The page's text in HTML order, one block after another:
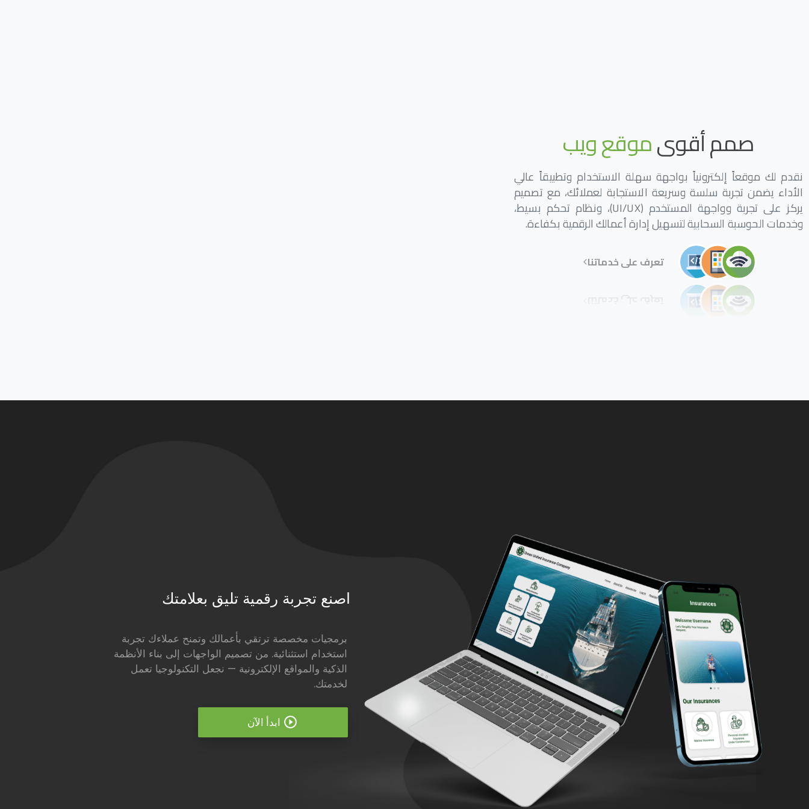
صممأقوىتطبيقهاتف
نقدم لك موقعاً إلكترونياً بواجهة سهلة الاستخدام وتطبيقاً عالي
الأداء يضمن تجربة سلسة وسريعة الاستجابة لعملائك، مع تصميم
يركز على تجربة وواجهة المستخدم (UI/UX)، ونظام تحكم بسيط،
وخدمات الحوسبة السحابية لتسهيل إدارة أعمالك الرقمية بكفاءة.
تعرف على خدماتنا
اصنع تجربة رقمية تليق بعلامتك
برمجيات مخصصة ترتقي بأعمالك وتمنح عملاءك تجربة
استخدام استثنائية. من تصميم الواجهات إلى بناء الأنظمة
الذكية والمواقع الإلكترونية — نجعل التكنولوجيا تعمل
لخدمتك.
play_circle_outline ابدأ الآن